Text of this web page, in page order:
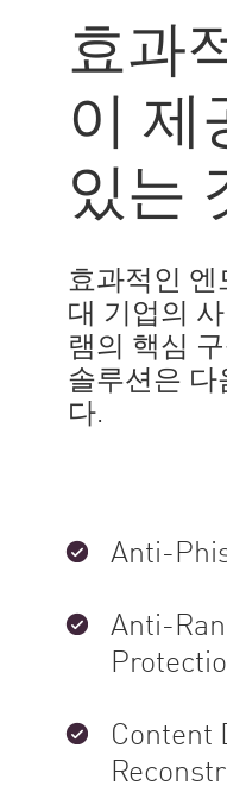
효과
이 제
있는
효과적인
대 기업의
램의 핵심
솔루션은
다.
Anti-
Anti-
Content